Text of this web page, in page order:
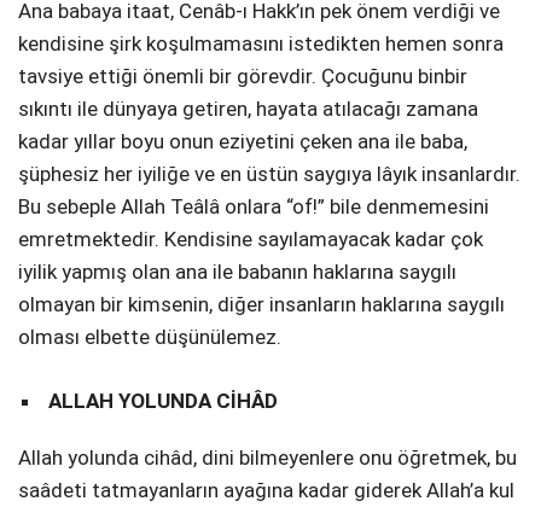
Ana babaya itaat, Cenâb-ı Hakk’ın pek önem verdiği ve
kendisine şirk koşulmamasını istedikten hemen sonra
tavsiye ettiği önemli bir görevdir. Çocuğunu binbir
sıkıntı ile dünyaya getiren, hayata atılacağı zamana
kadar yıllar boyu onun eziyetini çeken ana ile baba,
şüphesiz her iyiliğe ve en üstün saygıya lâyık insanlardır.
Bu sebeple Allah Teâlâ onlara “of!” bile denmemesini
emretmektedir. Kendisine sayılamayacak kadar çok
iyilik yapmış olan ana ile babanın haklarına saygılı
olmayan bir kimsenin, diğer insanların haklarına saygılı
olması elbette düşünülemez.
ALLAH YOLUNDA CİHÂD
Allah yolunda cihâd, dini bilmeyenlere onu öğretmek, bu
saâdeti tatmayanların ayağına kadar giderek Allah’a kul